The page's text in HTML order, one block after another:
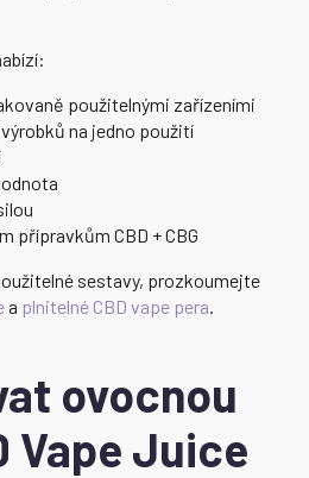
použitelnými zařízeními
na jedno použití
přípravkům CBD + CBG
sestavy, prozkoumejte
a plnitelné CBD vape pera.
ovocnou
Vape Juice